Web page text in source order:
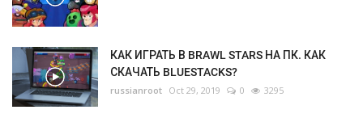
КАК ИГРАТЬ В BRAWL STARS НА ПК. КАК
СКАЧАТЬ BLUESTACKS?
russianroot Oct 29, 2019 0 3295